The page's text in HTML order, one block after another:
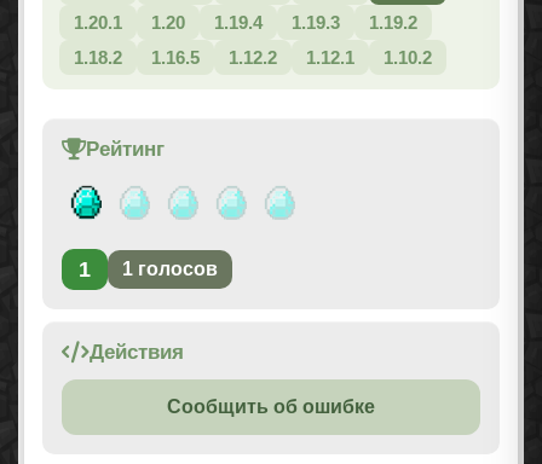
1.20.1
1.20 1.19.4 1.19.3
1.19.2
1.18.2
1.16.5 1.12.2 1.12.1 1.10.2
Рейтинг
1 1 голосов
Действия
Сообщить об ошибке